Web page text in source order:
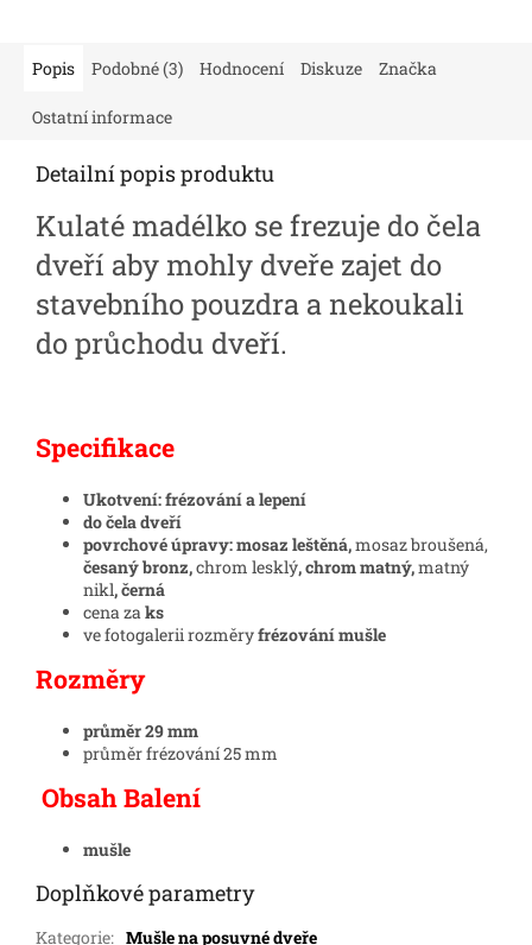
Popis Podobné (3) Hodnocení Diskuze Značka
Ostatní informace
Detailní popis produktu
Kulaté madélko se frezuje do čela
dveří aby mohly dveře zajet do
stavebního pouzdra a nekoukali
do průchodu dveří.
Specifikace
Ukotvení: frézování a lepení
do čela dveří
povrchové úpravy: mosaz leštěná,mosaz broušená,
česaný bronz,chrom lesklý, chrom matný,matný
nikl, černá
cena zaks
ve fotogalerii rozměryfrézování mušle
Rozměry
průměr 29 mm
průměr frézování 25 mm
Obsah Balení
mušle
Doplňkové parametry
Kategorie: Mušle na posuvné dveře